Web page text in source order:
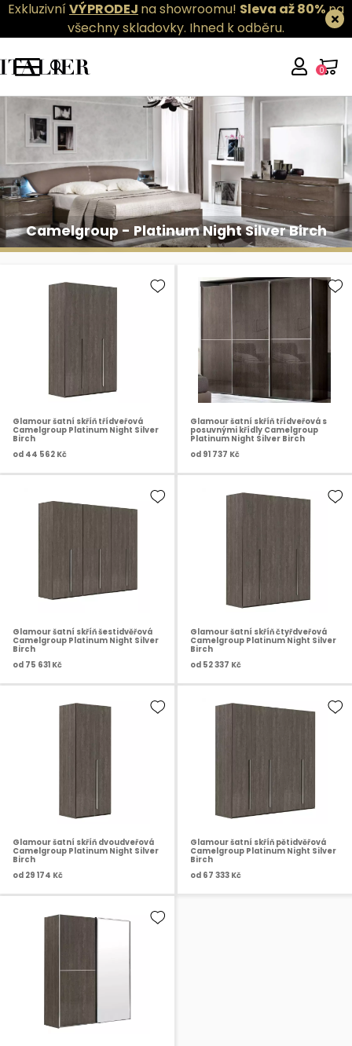
ExkluzivníVÝPRODEJ na showroomu! Sleva až 80%na
všechny skladovky. Ihned k odběru.
0
Camelgroup - Platinum Night Silver Birch
Camelgroup - Platinum Night Silver Birch
Glamour šatní skříň třídveřová
Camelgroup Platinum Night Silver
Birch
od 44 562 Kč
Glamour šatní skříň třídveřová s
posuvnými křídly Camelgroup
Platinum Night Silver Birch
od 91 737 Kč
Glamour šatní skříň šestidvěřová
Camelgroup Platinum Night Silver
Birch
od 75 631 Kč
Glamour šatní skříň čtyřdveřová
Camelgroup Platinum Night Silver
Birch
od 52 337 Kč
Glamour šatní skříň dvoudveřová
Camelgroup Platinum Night Silver
Birch
od 29 174 Kč
Glamour šatní skříň pětidvěřová
Camelgroup Platinum Night Silver
Birch
od 67 333 Kč